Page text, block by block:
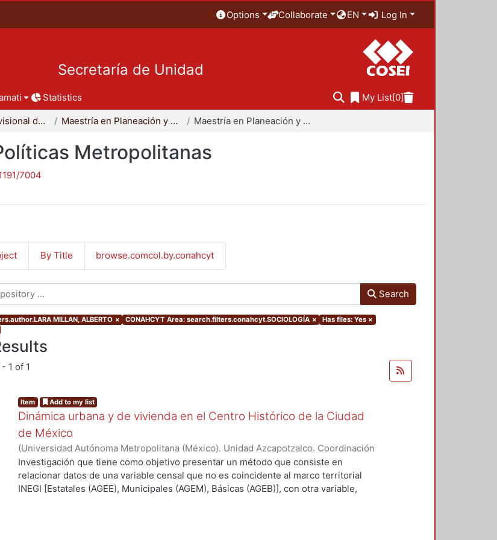
Options Collaborate EN Log In
Secretaría de Unidad
Statistics My List[0]
Coordinación Divisional de Posgrado Maestría en Planeación y Políticas Metropolitanas Maestría en Planeación y Políticas Metropolitanas
Metropolitanas
7004
By Title browse.comcol.by.conahcyt
Search
MILLAN, ALBERTO × CONAHCYT Area: search.filters.conahcyt.SOCIOLOGÍA × Has files: Yes ×
- 1 of 1
Item Add to my list
Dinámica urbana y de vivienda en el Centro Histórico de la Ciudad
de México
(Universidad Autónoma Metropolitana (México). Unidad Azcapotzalco. Coordinación
de Servicios de Información., 2012-07 )LARA MILLAN, ALBERTO
Investigación que tiene como objetivo presentar un método que consiste en
relacionar datos de una variable censal que no es coincidente al marco territorial
INEGI [Estatales (AGEE), Municipales (AGEM), Básicas (AGEB)], con otra variable,